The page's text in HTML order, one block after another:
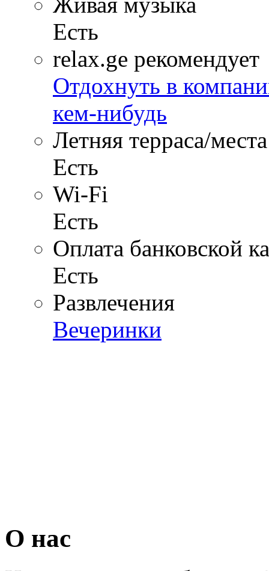
Есть
relax.ge рекомендует
Отдохнуть в
кем-нибудь
Летняя терраса/
Есть
Wi-Fi
Есть
Оплата банковской
Есть
Развлечения
Вечеринки
О нас